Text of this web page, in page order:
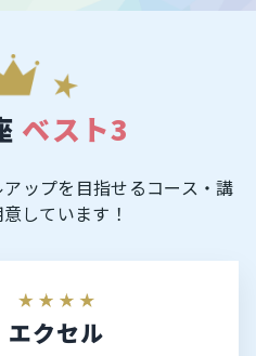
ベスト3
ップを目指せるコース・講
しています！
エクセル